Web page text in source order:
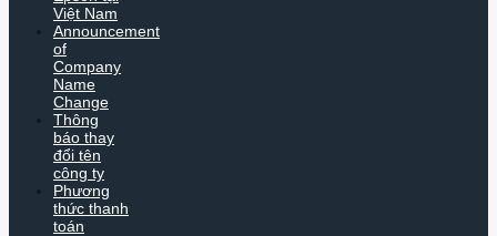
Việt Nam
Announcement
of
Company
Name
Change
Thông
báo thay
đổi tên
công ty
Phương
thức thanh
toán